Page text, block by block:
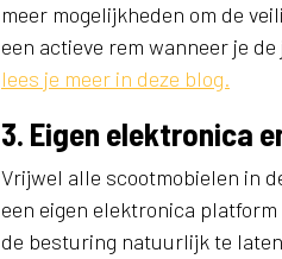
meer mogelijkheden om de
een actieve rem wanneer je
lees je meer in deze blog.
3. Eigen elektronica
Vrijwel alle scootmobielen in
een eigen elektronica
de besturing natuurlijk te